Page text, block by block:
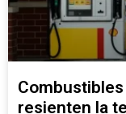
resienten la